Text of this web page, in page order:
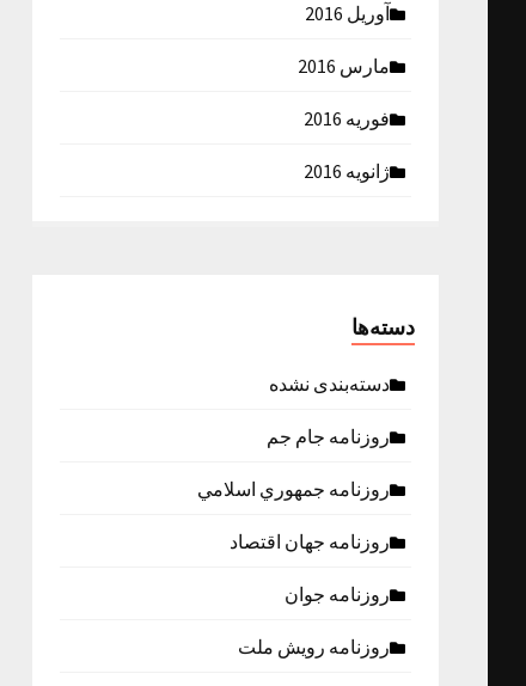
آوریل 2016
مارس 2016
فوریه 2016
ژانویه 2016
دسته‌ها
دسته‌بندی نشده
روزنامه جام جم
روزنامه جمهوري اسلامي
روزنامه جهان اقتصاد
روزنامه جوان
روزنامه رویش ملت